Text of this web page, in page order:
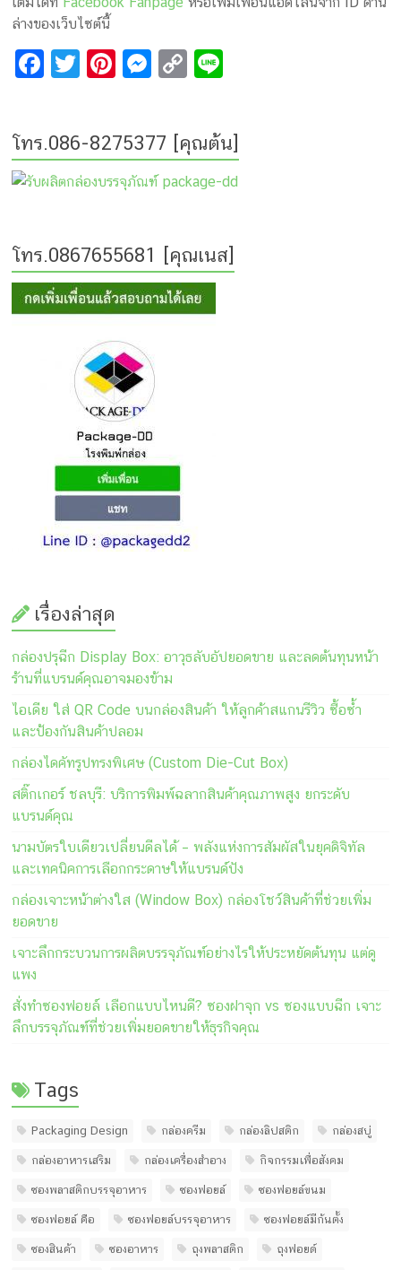
ล่างของเว็บไซต์นี้
F
b
o
T
er
Pi
e
st
M
s
e
er
C
y
Li
โทร.086-8275377 [คุณต้น]
โทร.0867655681 [คุณเนส]
เรื่องล่าสุด
กล่องปรุฉีก Display Box: อาวุธลับอัปยอดขาย และลดต้นทุนหน้า
ร้านที่แบรนด์คุณอาจมองข้าม
ไอเดีย ใส่ QR Code บนกล่องสินค้า ให้ลูกค้าสแกนรีวิว ซื้อซ้ำ
และป้องกันสินค้าปลอม
กล่องไดคัทรูปทรงพิเศษ (Custom Die-Cut Box)
สติ๊กเกอร์ ชลบุรี: บริการพิมพ์ฉลากสินค้าคุณภาพสูง ยกระดับ
แบรนด์คุณ
นามบัตรใบเดียวเปลี่ยนดีลได้ – พลังแห่งการสัมผัสในยุคดิจิทัล
และเทคนิคการเลือกกระดาษให้แบรนด์ปัง
กล่องเจาะหน้าต่างใส (Window Box) กล่องโชว์สินค้าที่ช่วยเพิ่ม
ยอดขาย
เจาะลึกกระบวนการผลิตบรรจุภัณฑ์อย่างไรให้ประหยัดต้นทุน แต่ดู
แพง
สั่งทำซองฟอยล์ เลือกแบบไหนดี? ซองฝาจุก vs ซองแบบฉีก เจาะ
ลึกบรรจุภัณฑ์ที่ช่วยเพิ่มยอดขายให้ธุรกิจคุณ
Tags
Packaging Design กล่องครีม กล่องลิปสติก กล่องสบู่
กล่องอาหารเสริม กล่องเครื่องสำอาง กิจกรรมเพื่อสังคม
ซองพลาสติกบรรจุอาหาร ซองฟอยล์ ซองฟอยล์ขนม
ซองฟอยล์ คือ ซองฟอยล์บรรจุอาหาร ซองฟอยล์มีก้นตั้ง
ซองสินค้า ซองอาหาร ถุงพลาสติก ถุงฟอยด์